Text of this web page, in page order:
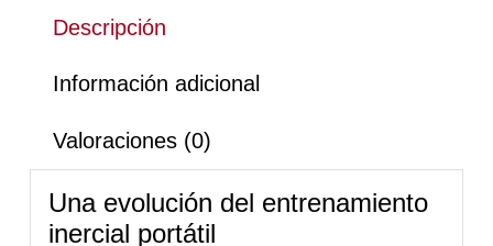
Descripción
Información adicional
Valoraciones (0)
Una evolución del entrenamiento
inercial portátil